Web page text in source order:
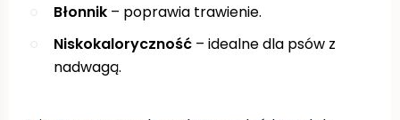
Błonnik – poprawia trawienie.
Niskokaloryczność – idealne dla psów z
nadwagą.